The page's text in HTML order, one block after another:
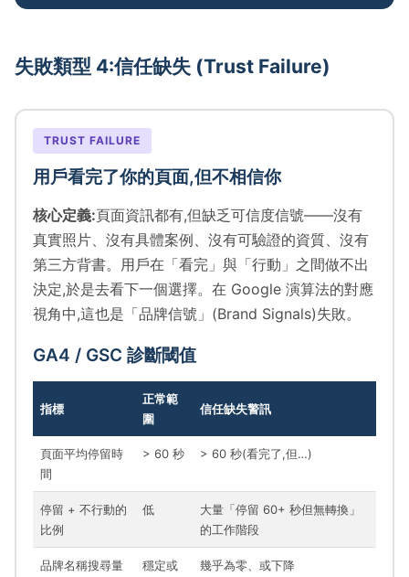
失敗類型 4:信任缺失 (Trust Failure)
TRUST FAILURE
用戶看完了你的頁面,但不相信你
核心定義:頁面資訊都有,但缺乏可信度信號——沒有
真實照片、沒有具體案例、沒有可驗證的資質、沒有
第三方背書。用戶在「看完」與「行動」之間做不出
決定,於是去看下一個選擇。在 Google 演算法的對應
視角中,這也是「品牌信號」(Brand Signals)失敗。
GA4 / GSC 診斷閾值
指標
正常範
圍
信任缺失警訊
頁面平均停留時
間
> 60 秒 > 60 秒(看完了,但…)
停留 + 不行動的
比例
低
大量「停留 60+ 秒但無轉換」
的工作階段
品牌名稱搜尋量
穩定或
幾乎為零、或下降